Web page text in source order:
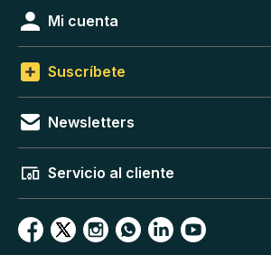
Mi cuenta
Suscríbete
Newsletters
Servicio al cliente